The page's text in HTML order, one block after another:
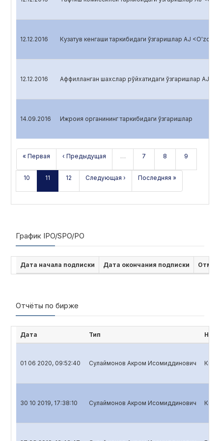
12.12.2016 Кузатув кенгаши таркибидаги ўзгаришлар AJ
12.12.2016 Аффилланган шахслар рўйхатидаги ўзгаришлар AJ
14.09.2016 Ижроия органининг таркибидаги ўзгаришлар
« Первая ‹ Предыдущая … 7 8 9
10 11 12 Следующая › Последняя »
График IPO/SPO/PO
Дата начала подписки Дата окончания подписки
Отчёты по бирже
Дата Тип
01 06 2020, 09:52:40 Сулаймонов Акром Исомиддинович
30 10 2019, 17:38:10 Сулаймонов Акром Исомиддинович